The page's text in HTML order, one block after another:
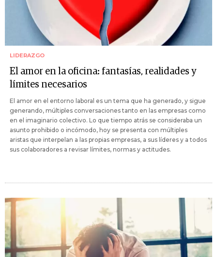
LIDERAZGO
El amor en la oficina: fantasías, realidades y
límites necesarios
El amor en el entorno laboral es un tema que ha generado, y sigue
generando, múltiples conversaciones tanto en las empresas como
en el imaginario colectivo. Lo que tiempo atrás se consideraba un
asunto prohibido o incómodo, hoy se presenta con múltiples
aristas que interpelan a las propias empresas, a sus líderes y a todos
sus colaboradores a revisar límites, normas y actitudes.